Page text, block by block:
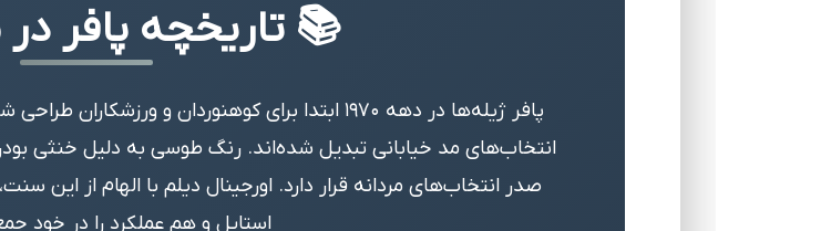
📚 تاریخچه پافر در
پافر ژیله‌ها در دهه ۱۹۷۰ ابتدا برای کوهنوردان و
انتخاب‌های مد خیابانی تبدیل شده‌اند. رنگ طوسی به دلیل خنثی
صدر انتخاب‌های مردانه قرار دارد. اورجینال دیلم با الهام از این
استایل و هم عملکرد را در خود